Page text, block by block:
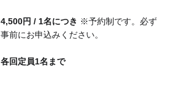
4,500円 / 1名につき ※予約制です。必ず
事前にお申込みください。
各回定員1名まで